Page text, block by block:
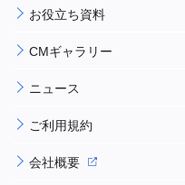
お役立ち資料
CMギャラリー
ニュース
ご利用規約
会社概要